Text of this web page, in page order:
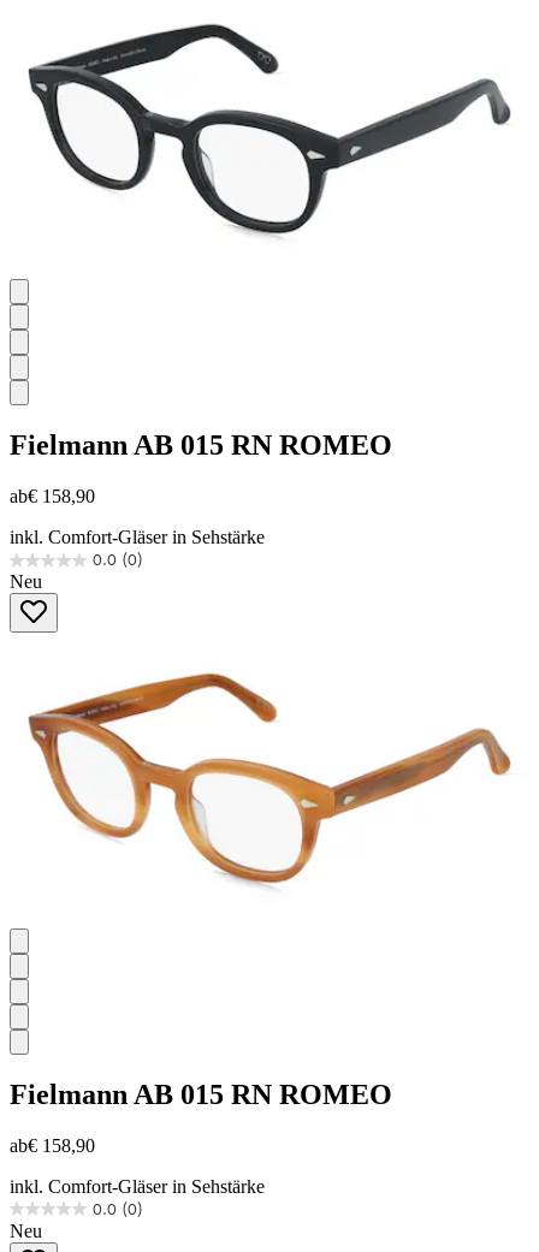
FielmannAB 015 RN ROMEO
ab€ 158,90
inkl. Comfort-Gläser in Sehstärke
0.0 (0)
0.0
von
Sternen.
Neu
Fielmann AB 015 RN ROMEO
ab€ 158,90
inkl. Comfort-Gläser in Sehstärke
0.0 (0)
0.0
von
Neu